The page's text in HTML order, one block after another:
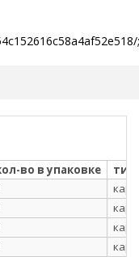
во в упаковке тип